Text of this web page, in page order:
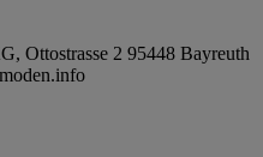
Ottostrasse 2 95448 Bayreuth